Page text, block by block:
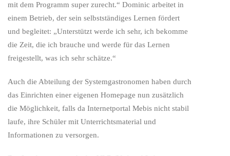
mit dem Programm super zurecht.“ Dominic arbeitet in
einem Betrieb, der sein selbstständiges Lernen fördert
und begleitet: „Unterstützt werde ich sehr, ich bekomme
die Zeit, die ich brauche und werde für das Lernen
freigestellt, was ich sehr schätze.“
Auch die Abteilung der Systemgastronomen haben durch
das Einrichten einer eigenen Homepage nun zusätzlich
die Möglichkeit, falls da Internetportal Mebis nicht stabil
laufe, ihre Schüler mit Unterrichtsmaterial und
Informationen zu versorgen.